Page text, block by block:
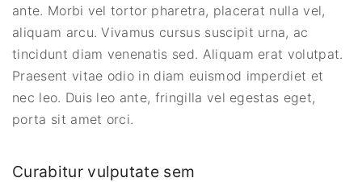
ante. Morbi vel tortor pharetra, placerat nulla vel,
aliquam arcu. Vivamus cursus suscipit urna, ac
tincidunt diam venenatis sed. Aliquam erat volutpat.
Praesent vitae odio in diam euismod imperdiet et
nec leo. Duis leo ante, fringilla vel egestas eget,
porta sit amet orci.
Curabitur vulputate sem